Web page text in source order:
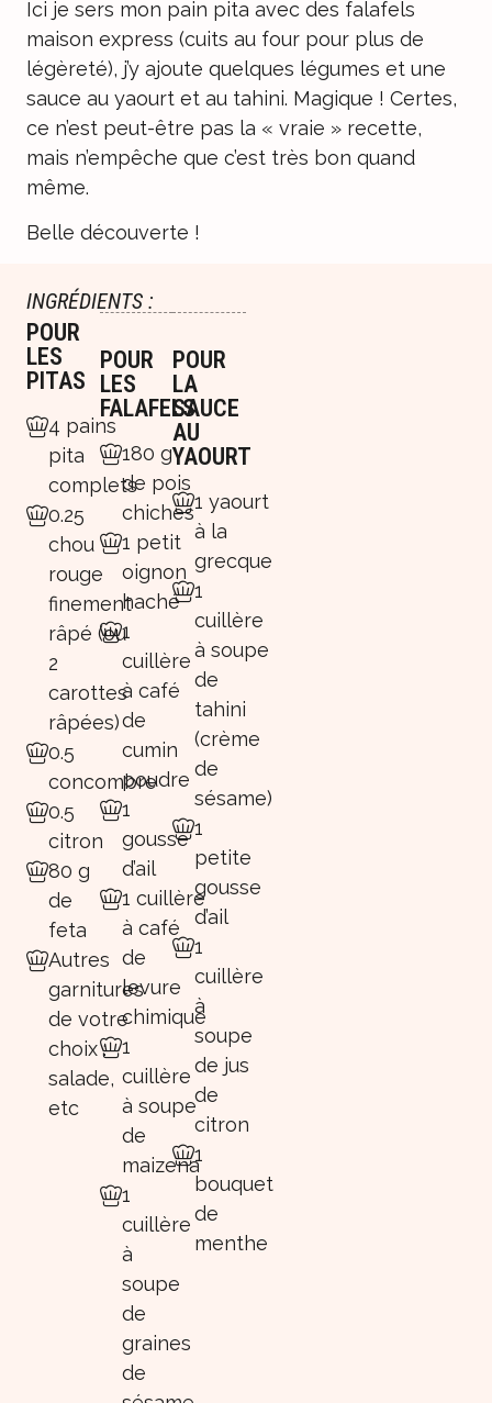
Ici je sers mon pain pita avec des falafels
maison express (cuits au four pour plus de
légèreté), j’y ajoute quelques légumes et une
sauce au yaourt et au tahini. Magique ! Certes,
ce n’est peut-être pas la « vraie » recette,
mais n’empêche que c’est très bon quand
même.
Belle découverte !
INGRÉDIENTS :
POUR
LES
PITAS
4 pains
pita
complets
0.25
chou
rouge
finement
râpé (ou
2
carottes
râpées)
0.5
concombre
0.5
citron
80 g
de
feta
Autres
garnitures
de votre
choix :
salade,
etc
POUR
LES
FALAFELS
180 g
de pois
chiches
1 petit
oignon
haché
1
cuillère
à café
de
cumin
poudre
1
gousse
d’ail
1 cuillère
à café
de
levure
chimique
1
cuillère
à soupe
de
maizena
1
cuillère
à
soupe
de
graines
de
POUR
LA
SAUCE
AU
YAOURT
1 yaourt
à la
grecque
1
cuillère
à soupe
de
tahini
(crème
de
sésame)
1
petite
gousse
d’ail
1
cuillère
à
soupe
de jus
de
citron
1
bouquet
de
menthe